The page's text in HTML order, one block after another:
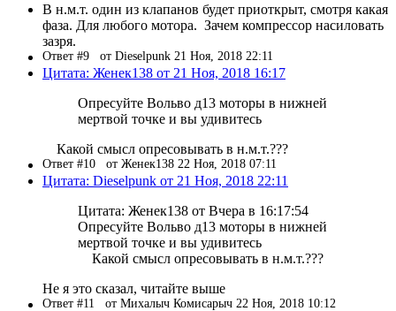
В н.м.т. один из клапанов будет приоткрыт, смотря какая
фаза. Для любого мотора. Зачем компрессор насиловать
зазря.
Ответ #9 от Dieselpunk 21 Ноя, 2018 22:11
Цитата: Женек138 от 21 Ноя, 2018 16:17
Опресуйте Вольво д13 моторы в нижней
мертвой точке и вы удивитесь
Какой смысл опресовывать в н.м.т.???
Ответ #10 от Женек138 22 Ноя, 2018 07:11
Цитата: Dieselpunk от 21 Ноя, 2018 22:11
Цитата: Женек138 от Вчера в 16:17:54
Опресуйте Вольво д13 моторы в нижней
мертвой точке и вы удивитесь
Какой смысл опресовывать в н.м.т.???
Не я это сказал, читайте выше
Ответ #11 от Михалыч Комисарыч 22 Ноя, 2018 10:12